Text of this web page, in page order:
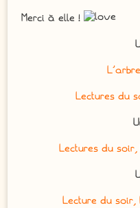
Merci à elle !
Lectures du
Lectures du
Lecture du